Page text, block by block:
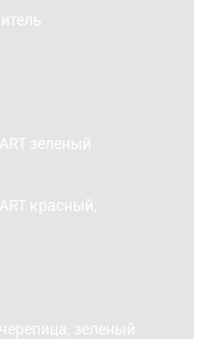
зеленый
красный,
зеленый